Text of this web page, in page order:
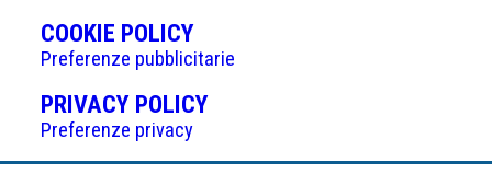
COOKIE POLICY(APRE
IN
UNA
NUOVA
Preferenze pubblicitarie
PRIVACY POLICY(APRE
UNA
Preferenze privacy